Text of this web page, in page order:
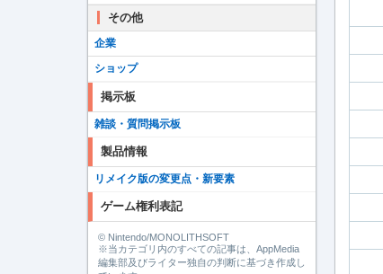
その他
企業
ショップ
掲示板
雑談・質問掲示板
製品情報
リメイク版の変更点・新要素
ゲーム権利表記
© Nintendo/MONOLITHSOFT
※当カテゴリ内のすべての記事は、AppMedia
編集部及びライター独自の判断に基づき作成し